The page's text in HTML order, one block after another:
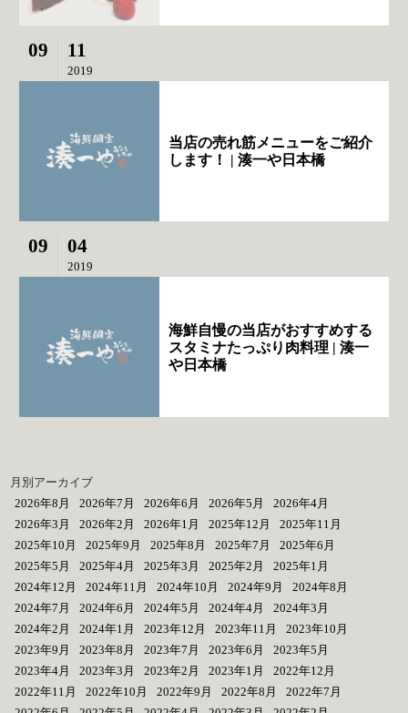
09 11
2019
当店の売れ筋メニューをご紹介
します！ | 湊一や日本橋
09 04
2019
海鮮自慢の当店がおすすめする
スタミナたっぷり肉料理 | 湊一
や日本橋
月別アーカイブ
2026年8月
2026年7月 2026年6月 2026年5月
2026年4月
2026年3月
2026年2月 2026年1月 2025年12月
2025年11月
2025年10月
2025年9月 2025年8月 2025年7月
2025年6月
2025年5月
2025年4月 2025年3月 2025年2月
2025年1月
2024年12月
2024年11月 2024年10月 2024年9月
2024年8月
2024年7月
2024年6月 2024年5月 2024年4月
2024年3月
2024年2月
2024年1月 2023年12月 2023年11月
2023年10月
2023年9月
2023年8月 2023年7月 2023年6月
2023年5月
2023年4月
2023年3月 2023年2月 2023年1月
2022年12月
2022年11月
2022年10月 2022年9月 2022年8月
2022年7月